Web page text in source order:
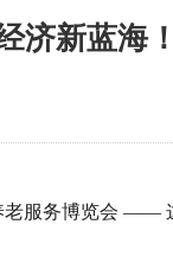
济新蓝海
服务博览会 ——